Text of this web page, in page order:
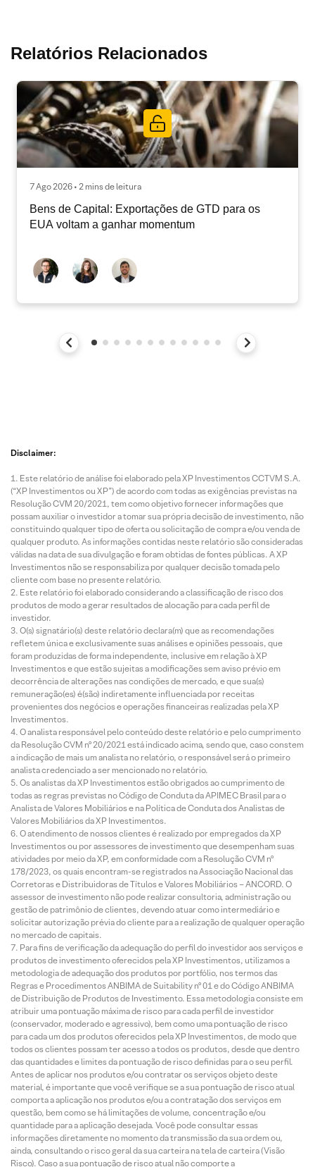
Relatórios Relacionados
7 Ago 2026 • 2 mins de leitura
Bens de Capital: Exportações de GTD para os
EUA voltam a ganhar momentum
Disclaimer:
Este relatório de análise foi elaborado pela XP Investimentos CCTVM S.A.
(“XP Investimentos ou XP”) de acordo com todas as exigências previstas na
Resolução CVM 20/2021, tem como objetivo fornecer informações que
possam auxiliar o investidor a tomar sua própria decisão de investimento, não
constituindo qualquer tipo de oferta ou solicitação de compra e/ou venda de
qualquer produto. As informações contidas neste relatório são consideradas
válidas na data de sua divulgação e foram obtidas de fontes públicas. A XP
Investimentos não se responsabiliza por qualquer decisão tomada pelo
cliente com base no presente relatório.
Este relatório foi elaborado considerando a classificação de risco dos
produtos de modo a gerar resultados de alocação para cada perfil de
investidor.
O(s) signatário(s) deste relatório declara(m) que as recomendações
refletem única e exclusivamente suas análises e opiniões pessoais, que
foram produzidas de forma independente, inclusive em relação à XP
Investimentos e que estão sujeitas a modificações sem aviso prévio em
decorrência de alterações nas condições de mercado, e que sua(s)
remuneração(es) é(são) indiretamente influenciada por receitas
provenientes dos negócios e operações financeiras realizadas pela XP
Investimentos.
O analista responsável pelo conteúdo deste relatório e pelo cumprimento
da Resolução CVM nº 20/2021 está indicado acima, sendo que, caso constem
a indicação de mais um analista no relatório, o responsável será o primeiro
analista credenciado a ser mencionado no relatório.
Os analistas da XP Investimentos estão obrigados ao cumprimento de
todas as regras previstas no Código de Conduta da APIMEC Brasil para o
Analista de Valores Mobiliários e na Política de Conduta dos Analistas de
Valores Mobiliários da XP Investimentos.
O atendimento de nossos clientes é realizado por empregados da XP
Investimentos ou por assessores de investimento que desempenham suas
atividades por meio da XP, em conformidade com a Resolução CVM nº
178/2023, os quais encontram-se registrados na Associação Nacional das
Corretoras e Distribuidoras de Títulos e Valores Mobiliários – ANCORD. O
assessor de investimento não pode realizar consultoria, administração ou
gestão de patrimônio de clientes, devendo atuar como intermediário e
solicitar autorização prévia do cliente para a realização de qualquer operação
no mercado de capitais.
Para fins de verificação da adequação do perfil do investidor aos serviços e
produtos de investimento oferecidos pela XP Investimentos, utilizamos a
metodologia de adequação dos produtos por portfólio, nos termos das
Regras e Procedimentos ANBIMA de Suitability nº 01 e do Código ANBIMA
de Distribuição de Produtos de Investimento. Essa metodologia consiste em
atribuir uma pontuação máxima de risco para cada perfil de investidor
(conservador, moderado e agressivo), bem como uma pontuação de risco
para cada um dos produtos oferecidos pela XP Investimentos, de modo que
todos os clientes possam ter acesso a todos os produtos, desde que dentro
das quantidades e limites da pontuação de risco definidas para o seu perfil.
Antes de aplicar nos produtos e/ou contratar os serviços objeto deste
material, é importante que você verifique se a sua pontuação de risco atual
comporta a aplicação nos produtos e/ou a contratação dos serviços em
questão, bem como se há limitações de volume, concentração e/ou
quantidade para a aplicação desejada. Você pode consultar essas
informações diretamente no momento da transmissão da sua ordem ou,
ainda, consultando o risco geral da sua carteira na tela de carteira (Visão
Risco). Caso a sua pontuação de risco atual não comporte a